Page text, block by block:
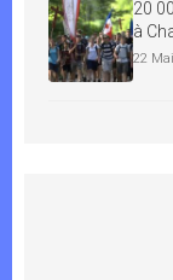
20
à
22